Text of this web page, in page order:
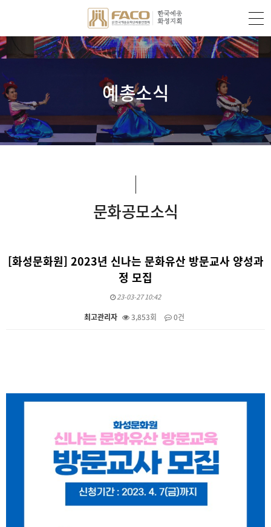
예총소식
문화공모소식
[화성문화원] 2023년 신나는 문화유산 방문교사 양성과
정 모집
23-03-27 10:42
최고관리자 3,853회 0건